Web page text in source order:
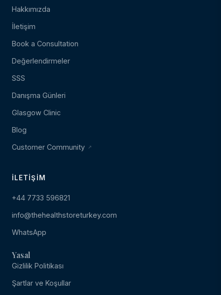
Hakkımızda
İletişim
Book a Consultation
Değerlendirmeler
SSS
Danışma Günleri
Glasgow Clinic
Blog
Customer Community
İLETIŞIM
+44 7733 596821
info@thehealthstoreturkey.com
WhatsApp
Yasal
Gizlilik Politikası
Şartlar ve Koşullar